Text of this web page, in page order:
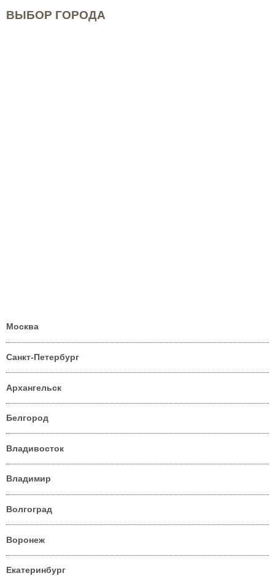
ВЫБОР ГОРОДА
Москва
Санкт-Петербург
Архангельск
Белгород
Владивосток
Владимир
Волгоград
Воронеж
Екатеринбург